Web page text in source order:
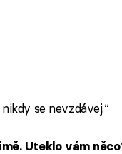
se nevzdávej.“
Uteklo vám